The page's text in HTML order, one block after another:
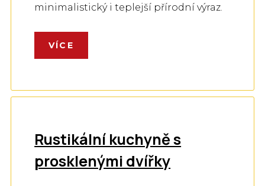
minimalistický i teplejší přírodní výraz.
VÍCE
Rustikální kuchyně s
prosklenými dvířky